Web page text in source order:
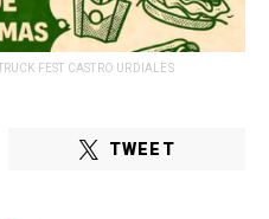
FEST CASTRO URDIALES
TWEET